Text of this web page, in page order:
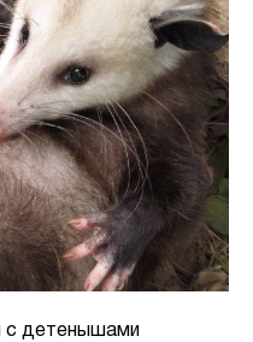
с детенышами